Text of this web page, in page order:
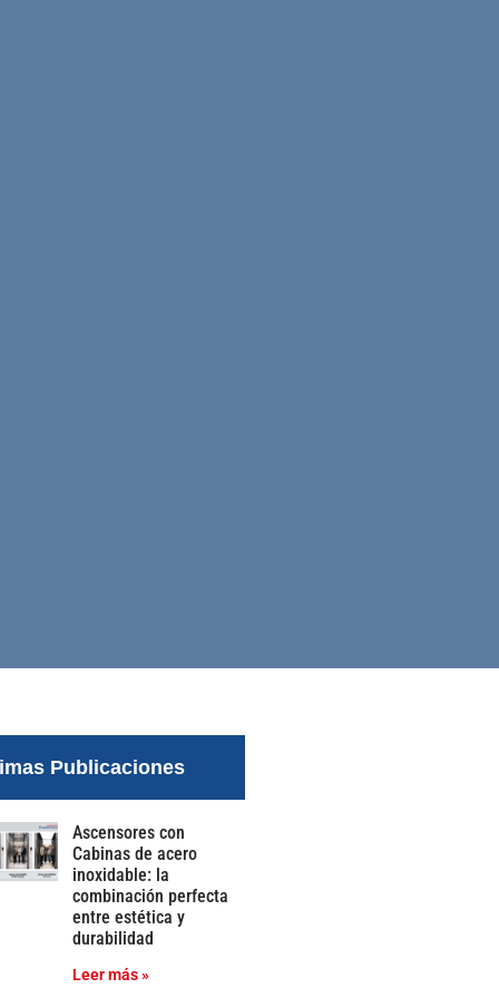
Publicaciones
Ascensores con
Cabinas de acero
inoxidable: la
combinación perfecta
entre estética y
durabilidad
Leer más »